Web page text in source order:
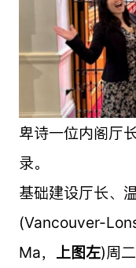
卑诗一位内阁厅
录。
基础建设厅长、
(Vancouver-
Ma，
上图左)周